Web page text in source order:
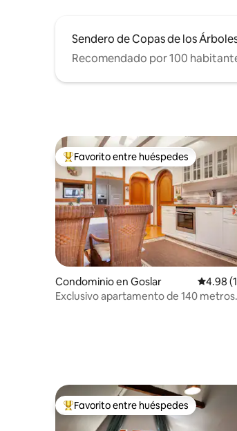
Sendero de Copas de los
Recomendado por 100
De los mejores en Favorito entre
Favorito entre huéspedes
Condominio en Goslar
4.98
Exclusivo apartamento de 140 metros
De los mejores en Favorito entre
Favorito entre huéspedes